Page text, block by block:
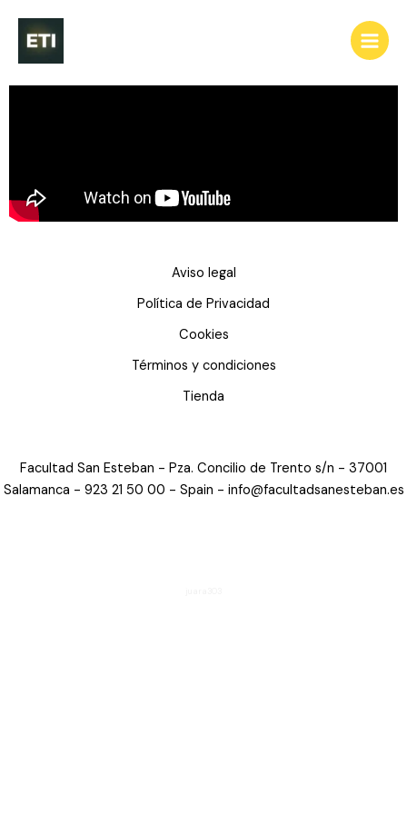
contenido
Aviso legal
Política de Privacidad
Cookies
Términos y condiciones
Tienda
Facultad San Esteban - Pza. Concilio de Trento s/n - 37001
Salamanca - 923 21 50 00 - Spain - info@facultadsanesteban.es